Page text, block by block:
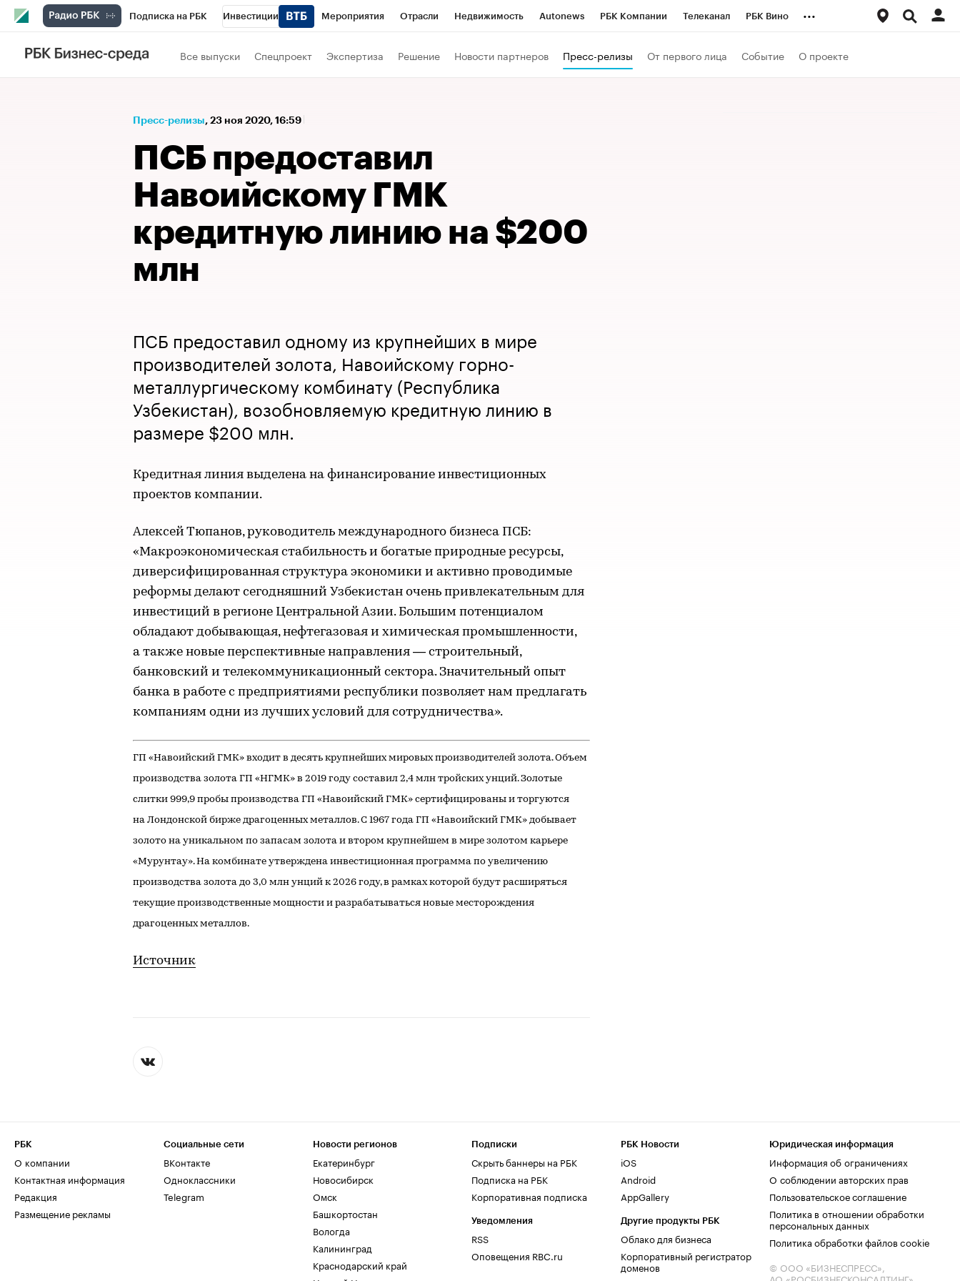
Подписка на РБК Инвестиции Мероприятия Отрасли Недвижимость Autonews РБК Компании Телеканал РБК Вино
Спорт
Технологии и медиа
...
Все выпуски Спецпроект Экспертиза Решение Новости партнеров Пресс-релизы От первого лица Событие О проекте
Пресс-релизы⁠, 23 ноя 2020, 16:59
ПСБ предоставил
Навоийскому ГМК
кредитную линию на $200
млн
ПСБ предоставил одному из крупнейших в мире
производителей золота, Навоийскому горно-
металлургическому комбинату (Республика
Узбекистан), возобновляемую кредитную линию в
размере $200 млн.
Кредитная линия выделена на финансирование инвестиционных
проектов компании.
Алексей Тюпанов, руководитель международного бизнеса ПСБ:
«Макроэкономическая стабильность и богатые природные ресурсы,
диверсифицированная структура экономики и активно проводимые
реформы делают сегодняшний Узбекистан очень привлекательным для
инвестиций в регионе Центральной Азии. Большим потенциалом
обладают добывающая, нефтегазовая и химическая промышленности,
а также новые перспективные направления — строительный,
банковский и телекоммуникационный сектора. Значительный опыт
банка в работе с предприятиями республики позволяет нам предлагать
компаниям одни из лучших условий для сотрудничества».
ГП «Навоийский ГМК» входит в десять крупнейших мировых производителей золота. Объем
производства золота ГП «НГМК» в 2019 году составил 2,4 млн тройских унций. Золотые
слитки 999,9 пробы производства ГП «Навоийский ГМК» сертифицированы и торгуются
на Лондонской бирже драгоценных металлов. С 1967 года ГП «Навоийский ГМК» добывает
золото на уникальном по запасам золота и втором крупнейшем в мире золотом карьере
«Мурунтау». На комбинате утверждена инвестиционная программа по увеличению
производства золота до 3,0 млн унций к 2026 году, в рамках которой будут расширяться
текущие производственные мощности и разрабатываться новые месторождения
драгоценных металлов.
Источник
РБК
О компании
Контактная информация
Редакция
Размещение рекламы
Социальные сети
ВКонтакте
Одноклассники
Telegram
Новости регионов
Екатеринбург
Новосибирск
Омск
Башкортостан
Вологда
Калининград
Краснодарский край
Подписки
Скрыть баннеры на РБК
Подписка на РБК
Корпоративная подписка
Уведомления
RSS
Оповещения RBC.ru
РБК Новости
iOS
Android
AppGallery
Другие продукты РБК
Облако для бизнеса
Корпоративный регистратор
доменов
Юридическая информация
Информация об ограничениях
О соблюдении авторских прав
Пользовательское соглашение
Политика в отношении обработки
персональных данных
Политика обработки файлов cookie
© ООО «БИЗНЕСПРЕСС»,
АО «РОСБИЗНЕСКОНСАЛТИНГ»,